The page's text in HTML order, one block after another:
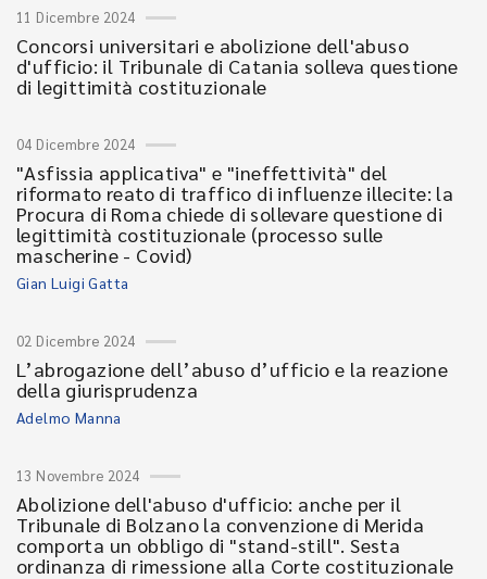
11 Dicembre 2024
Concorsi universitari e abolizione dell'abuso
d'ufficio: il Tribunale di Catania solleva questione
di legittimità costituzionale
04 Dicembre 2024
"Asfissia applicativa" e "ineffettività" del
riformato reato di traffico di influenze illecite: la
Procura di Roma chiede di sollevare questione di
legittimità costituzionale (processo sulle
mascherine - Covid)
Gian Luigi Gatta
02 Dicembre 2024
L’abrogazione dell’abuso d’ufficio e la reazione
della giurisprudenza
Adelmo Manna
13 Novembre 2024
Abolizione dell'abuso d'ufficio: anche per il
Tribunale di Bolzano la convenzione di Merida
comporta un obbligo di "stand-still". Sesta
ordinanza di rimessione alla Corte costituzionale